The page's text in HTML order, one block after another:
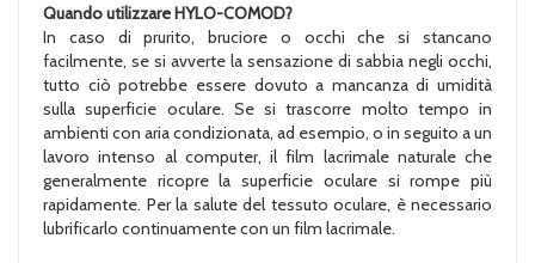
Quando utilizzare HYLO-COMOD?
In caso di prurito, bruciore o occhi che si stancano
facilmente, se si avverte la sensazione di sabbia negli occhi,
tutto ciò potrebbe essere dovuto a mancanza di umidità
sulla superficie oculare. Se si trascorre molto tempo in
ambienti con aria condizionata, ad esempio, o in seguito a un
lavoro intenso al computer, il film lacrimale naturale che
generalmente ricopre la superficie oculare si rompe più
rapidamente. Per la salute del tessuto oculare, è necessario
lubrificarlo continuamente con un film lacrimale.